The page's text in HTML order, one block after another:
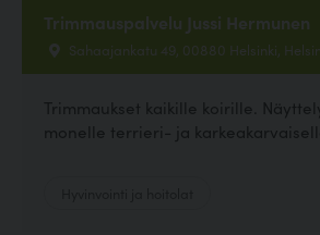
Trimmauspalvelu Jussi Hermunen
Sahaajankatu 49, 00880 Helsinki,
Trimmaukset kaikille koirille.
monelle terrieri- ja